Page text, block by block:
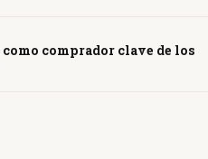
comprador clave de los